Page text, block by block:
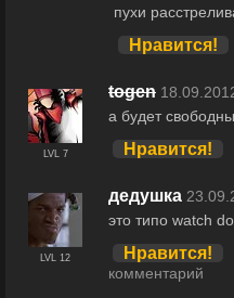
пухи
Нравится!
LVL 7
togen
а будет
Нравится!
LVL 12
дедушка
это типо watch
Нравится!
комментарий